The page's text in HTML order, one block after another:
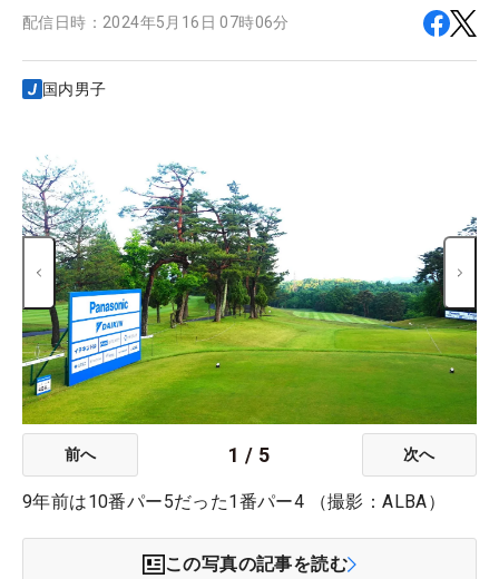
配信日時： 2024年5月16日 07時06分
国内男子
前へ 1 / 5 次へ
9年前は10番パー5だった1番パー4 （撮影：ALBA）
この写真の記事を読む